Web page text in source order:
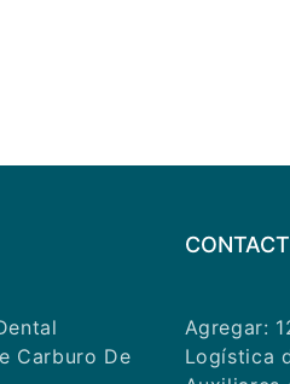
Carburo De
Agregar:
Logística